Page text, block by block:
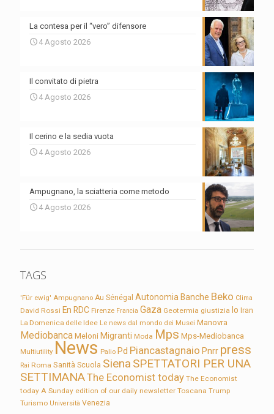
La contesa per il “vero” difensore
4 Agosto 2026
Il convitato di pietra
4 Agosto 2026
Il cerino e la sedia vuota
4 Agosto 2026
Ampugnano, la sciatteria come metodo
4 Agosto 2026
TAGS
'Für ewig' Ampugnano Au Sénégal Autonomia Banche Beko Clima
David Rossi En RDC Firenze Francia Gaza Geotermia giustizia Io Iran
La Domenica delle Idee Le news dal mondo dei Musei Manovra
Mediobanca Meloni Migranti Moda Mps Mps-Mediobanca
Multiutility News Palio Pd Piancastagnaio Pnrr press
Rai Roma Sanità Scuola Siena SPETTATORI PER UNA
SETTIMANAThe Economist today The Economist
today A Sunday edition of our daily newsletter Toscana Trump
Turismo Università Venezia